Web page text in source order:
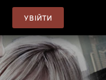
УВІЙТИ